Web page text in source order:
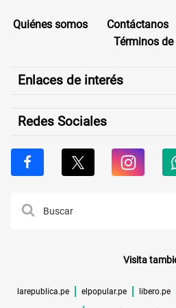
Quiénes somos Contáctanos
Términos de
Enlaces de interés
Redes Sociales
Visita
larepublica.pe elpopular.pe libero.pe